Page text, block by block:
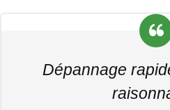
Dépannage